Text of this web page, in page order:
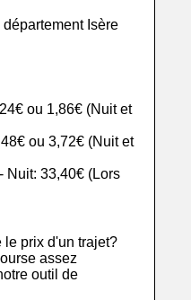
Isère
ou 1,86€ (Nuit et
ou 3,72€ (Nuit et
Nuit: 33,40€ (Lors
le prix d'un trajet?
assez
outil de